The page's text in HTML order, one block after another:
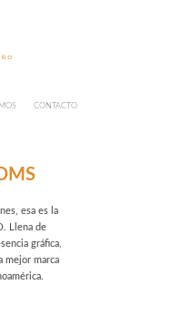
CONTACTO
esa es la
Llena de
gráfica,
mejor marca